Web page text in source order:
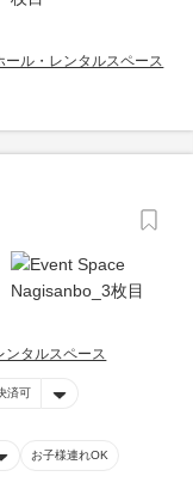
ル・レンタルスペース
ンタルスペース
済可
お子様連れOK